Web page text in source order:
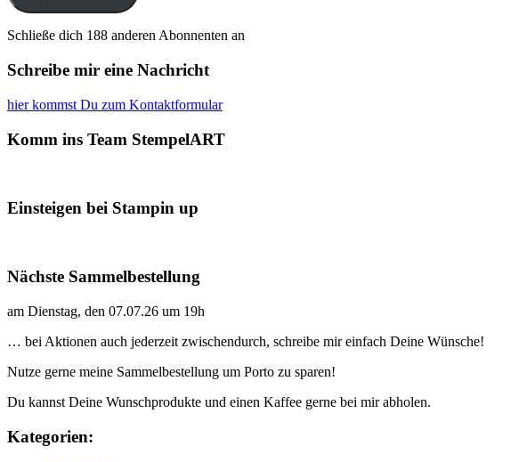
Schließe dich 188 anderen Abonnenten an
Schreibe mir eine Nachricht
hier kommst Du zum Kontaktformular
Komm ins Team StempelART
Einsteigen bei Stampin up
Nächste Sammelbestellung
am Dienstag, den 07.07.26 um 19h
… bei Aktionen auch jederzeit zwischendurch, schreibe mir einfach Deine Wünsche!
Nutze gerne meine Sammelbestellung um Porto zu sparen!
Du kannst Deine Wunschprodukte und einen Kaffee gerne bei mir abholen.
Kategorien: